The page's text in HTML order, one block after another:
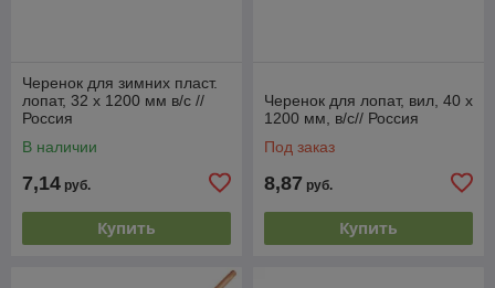
Черенок для зимних пласт.
лопат, 32 х 1200 мм в/с //
Россия
В наличии
7,14 руб.
Купить
Черенок для лопат, вил, 40 х
1200 мм, в/с// Россия
Под заказ
8,87 руб.
Купить